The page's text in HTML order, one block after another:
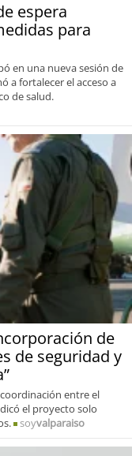
espera
para
en una nueva sesión de
a fortalecer el acceso a
de salud.
de
de seguridad y
entre el
el proyecto solo
soyvalparaiso